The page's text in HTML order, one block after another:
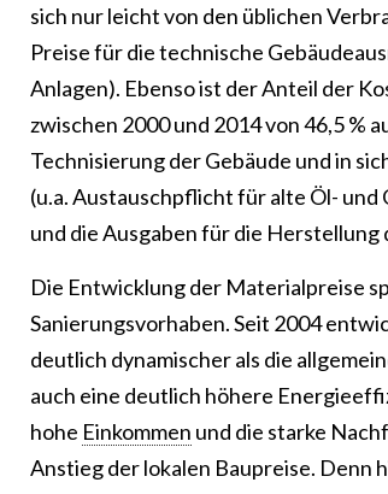
sich nur leicht von den üblichen
Preise für die technische
Anlagen). Ebenso ist der Anteil der
zwischen 2000 und 2014 von 46,5 %
Technisierung der Gebäude und in
(u.a. Austauschpflicht für alte Öl-
und die Ausgaben für die
Die Entwicklung der Materialpreise
Sanierungsvorhaben. Seit 2004
deutlich dynamischer als die
auch eine deutlich höhere
hohe Einkommen und die starke
Anstieg der lokalen Baupreise.